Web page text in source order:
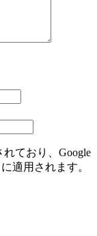
ており、Google
に適用されます。